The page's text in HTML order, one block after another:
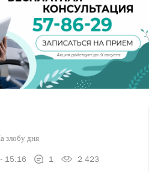
злобу дня
15:16 1 2 423